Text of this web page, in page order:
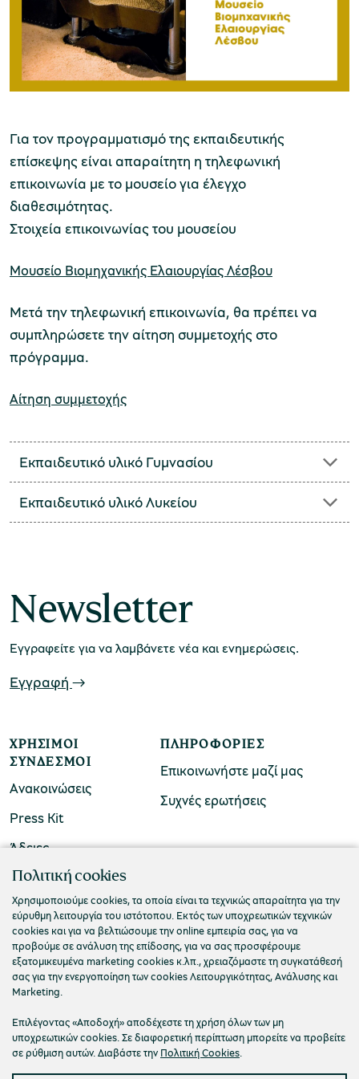
Μουσείο Ελιάς και Ελληνικού Λαδιού
Μουσείο Βιομηχανικής Ελαιουργίας
Λέσβου
Μουσείο Πλινθοκεραμοποιίας N. & Σ.
Τσαλαπάτα
Μουσείο Περιβάλλοντος Στυμφαλίας
Μουσείο Μαστίχας Χίου
Μουσείο Αργυροτεχνίας
ομάδες
προγράμματα
εισιτήρια
Για τον προγραμματισμό της εκπαιδευτικής
επίσκεψης είναι απαραίτητη η τηλεφωνική
επικοινωνία με το μουσείο για έλεγχο
διαθεσιμότητας.
Στοιχεία επικοινωνίας του μουσείου
Μουσείο Βιομηχανικής Ελαιουργίας Λέσβου
Μετά την τηλεφωνική επικοινωνία, θα πρέπει να
συμπληρώσετε την αίτηση συμμετοχής στο
πρόγραμμα.
Αίτηση συμμετοχής
Εκπαιδευτικό υλικό Γυμνασίου
Εκπαιδευτικό υλικό Λυκείου
Newsletter
Εγγραφείτε για να λαμβάνετε νέα και ενημερώσεις.
Εγγραφή
ΧΡΉΣΙΜΟΙ
ΣΎΝΔΕΣΜΟΙ
Ανακοινώσεις
Press Kit
Άδειες
ΠΛΗΡΟΦΟΡΊΕΣ
Επικοινωνήστε μαζί μας
Συχνές ερωτήσεις
ΠΟΛΙΤΙΣΤΙΚΟ ΙΔΡΥΜΑ ΟΜΙΛΟΥ ΠΕΙΡΑΙΩΣ
Τ. 210 3256922
Ε. info@piop.gr
ΣΥΝΔΕΘΕΙΤΕ ΜΑΖΙ ΜΑΣ
Πολιτική cookies
Χρησιμοποιούμε cookies, τα οποία είναι τα τεχνικώς απαραίτητα για την
εύρυθμη λειτουργία του ιστότοπου. Εκτός των υποχρεωτικών τεχνικών
cookies και για να βελτιώσουμε την online εμπειρία σας, για να
προβούμε σε ανάλυση της επίδοσης, για να σας προσφέρουμε
εξατομικευμένα marketing cookies κ.λπ., χρειαζόμαστε τη συγκατάθεσή
σας για την ενεργοποίηση των cookies Λειτουργικότητας, Ανάλυσης και
Marketing.
Επιλέγοντας «Αποδοχή» αποδέχεστε τη χρήση όλων των μη
υποχρεωτικών cookies. Σε διαφορετική περίπτωση μπορείτε να προβείτε
σε ρύθμιση αυτών. Διαβάστε την Πολιτική Cookies.